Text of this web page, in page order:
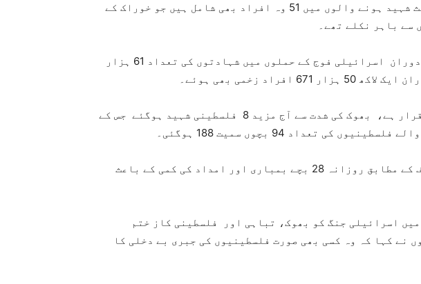
اسرائیلی فوج کے حملوں کے باعث شہید ہونے والوں میں 51 وہ افراد بھی شامل ہیں جو خوراک کے
سے باہر نکلے تھے۔
غزہ پر 22 ماہ سے مسلط جنگ کے دوران اسرائیلی فوج کے حملوں میں شہادتوں کی تعداد 61 ہزار
زخمی بھی ہوئے۔
غزہ میں خوراک کی شدید قلت برقرار ہے، بھوک کی شدت سے آج مزید 8 فلسطینی شہید ہوگئے جس کے
کی تعداد 94 بچوں سمیت 188 ہوگئی۔
اقوام متحدہ کے ادارے یونیسیف کے مطابق روزانہ 28 بچے بمباری اور امداد کی کمی کے باعث
اسرائیلی جنگ کو بھوک، تباہی اور فلسطینی کاز ختم
نے کہا کہ وہ کسی بھی صورت فلسطینیوں کی جبری بے دخلی کا